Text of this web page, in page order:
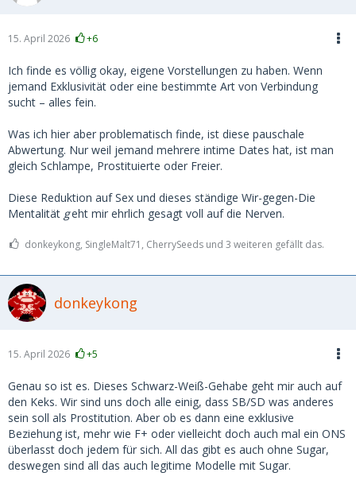
du dein männliches Ich fortan öfters, genießt aber auch 3
männlichen ich erzählst du natürlich nichts davon... lügen
Ich will damit sagen, du weißt es nicht! Du kannst es nicht
wissen! Die Spermienspeicher haben keinen
600 Kilomenter und weit ist keine Abnutzung, sondern
signalisieren lediglich den Grad der Erregung verbunden
mit Entspannung und wachsender Menge an Feuchtigkeit...
15. April 2026 +6
Ich finde es völlig okay, eigene Vorstellungen zu haben. Wenn
jemand Exklusivität oder eine bestimmte Art von Verbindung
sucht – alles fein.
Was ich hier aber problematisch finde, ist diese pauschale
Abwertung. Nur weil jemand mehrere intime Dates hat, ist man
gleich Schlampe, Prostituierte oder Freier.
Diese Reduktion auf Sex und dieses ständige Wir-gegen-Die
Mentalität geht mir ehrlich gesagt voll auf die Nerven.
donkeykong, SingleMalt71, CherrySeeds und 3 weiteren gefällt das.
donkeykong
15. April 2026 +5
Genau so ist es. Dieses Schwarz-Weiß-Gehabe geht mir auch auf
den Keks. Wir sind uns doch alle einig, dass SB/SD was anderes
sein soll als Prostitution. Aber ob es dann eine exklusive
Beziehung ist, mehr wie F+ oder vielleicht doch auch mal ein ONS
überlasst doch jedem für sich. All das gibt es auch ohne Sugar,
deswegen sind all das auch legitime Modelle mit Sugar.